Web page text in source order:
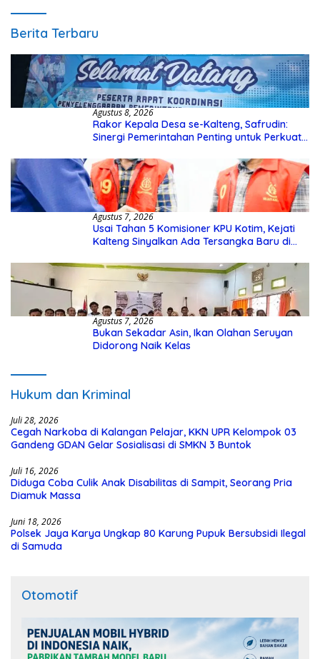
Berita Terbaru
Agustus 8, 2026
Rakor Kepala Desa se-Kalteng, Safrudin:
Sinergi Pemerintahan Penting untuk Perkuat
Agustus 7, 2026
Usai Tahan 5 Komisioner KPU Kotim, Kejati
Kalteng Sinyalkan Ada Tersangka Baru di
Agustus 7, 2026
Bukan Sekadar Asin, Ikan Olahan Seruyan
Didorong Naik Kelas
Hukum dan Kriminal
Juli 28, 2026
Cegah Narkoba di Kalangan Pelajar, KKN UPR Kelompok 03
Gandeng GDAN Gelar Sosialisasi di SMKN 3 Buntok
Juli 16, 2026
Diduga Coba Culik Anak Disabilitas di Sampit, Seorang Pria
Diamuk Massa
Juni 18, 2026
Polsek Jaya Karya Ungkap 80 Karung Pupuk Bersubsidi Ilegal
di Samuda
Otomotif